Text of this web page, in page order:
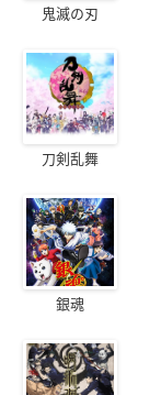
鬼滅の刃
刀剣乱舞
銀魂